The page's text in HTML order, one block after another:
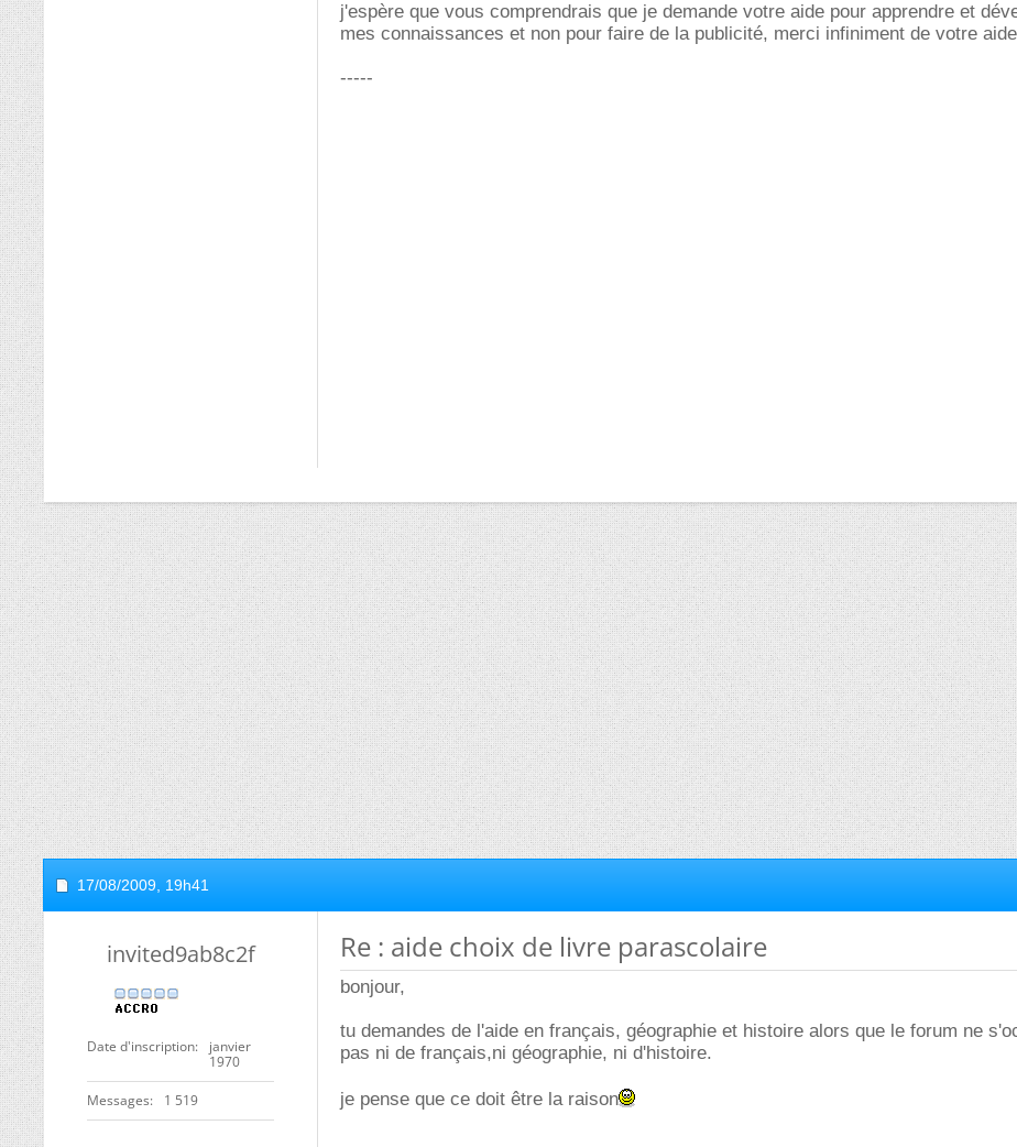
j'espère que vous comprendrais que je demande votre aide pour apprendre et
mes connaissances et non pour faire de la publicité, merci infiniment de votre
-----
17/08/2009, 19h41
invited9ab8c2f
Date d'inscription
janvier
1970
Messages 1 519
Re : aide choix de livre parascolaire
bonjour,
tu demandes de l'aide en français, géographie et histoire alors que le forum ne
pas ni de français,ni géographie, ni d'histoire.
je pense que ce doit être la raison